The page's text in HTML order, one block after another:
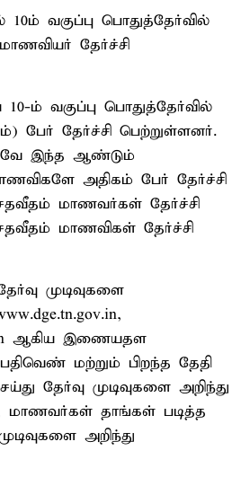
10ம் வகுப்பு பொதுத்தேர்வில்
தேர்ச்சி
ம் வகுப்பு பொதுத்தேர்வில்
பேர் தேர்ச்சி பெற்றுள்ளனர்.
இந்த ஆண்டும்
அதிகம் பேர் தேர்ச்சி
மாணவர்கள் தேர்ச்சி
மாணவிகள் தேர்ச்சி
முடிவுகளை
ஆகிய இணையதள
மற்றும் பிறந்த தேதி
தேர்வு முடிவுகளை அறிந்து
தாங்கள் படித்த
அறிந்து